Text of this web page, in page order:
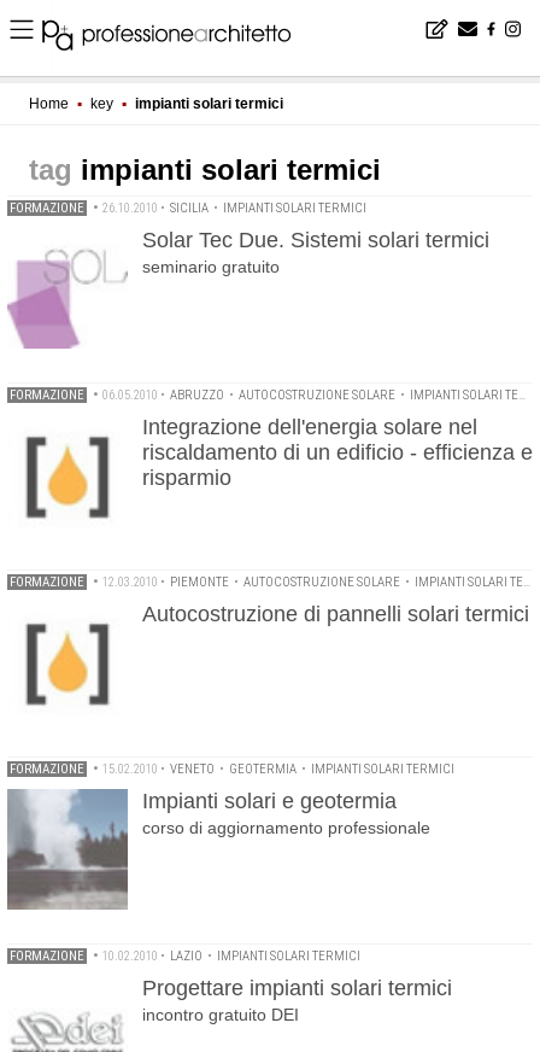
Home ▪ key ▪ impianti solari termici
impianti solari termici
FORMAZIONE • 26.10.2010 • SICILIA • IMPIANTI SOLARI TERMICI
Solar Tec Due. Sistemi solari termici
seminario gratuito
FORMAZIONE • 06.05.2010 • ABRUZZO • AUTOCOSTRUZIONE SOLARE • IMPIANTI SOLARI TERMICI
Integrazione dell'energia solare nel
riscaldamento di un edificio - efficienza e
risparmio
FORMAZIONE • 12.03.2010 • PIEMONTE • AUTOCOSTRUZIONE SOLARE • IMPIANTI SOLARI TERMICI
Autocostruzione di pannelli solari termici
FORMAZIONE • 15.02.2010 • VENETO • GEOTERMIA • IMPIANTI SOLARI TERMICI
Impianti solari e geotermia
corso di aggiornamento professionale
FORMAZIONE • 10.02.2010 • LAZIO • IMPIANTI SOLARI TERMICI
Progettare impianti solari termici
incontro gratuito DEI